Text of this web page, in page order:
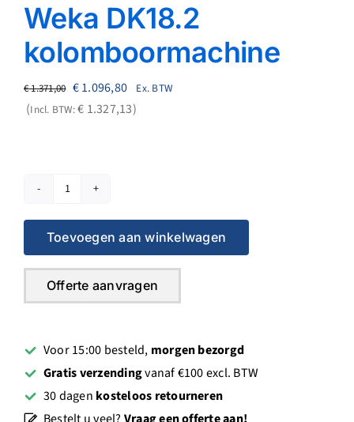
Weka DK18.2
kolomboormachine
€1.371,00 Oorspronkelijke
prijs
€1.096,80Huidige
prijs
Ex. BTW
Incl. BTW:€ 1.327,13
Weka
DK18.2
kolomboormachine
Toevoegen aan winkelwagen
Offerte aanvragen
Voor 15:00 besteld, morgen bezorgd
Gratis verzendingvanaf €100 excl. BTW
30 dagen kosteloos retourneren